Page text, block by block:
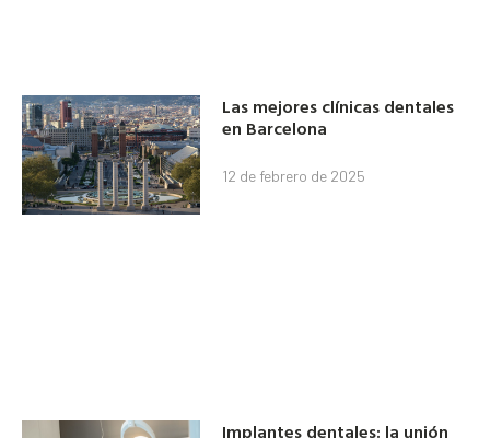
Las mejores clínicas dentales
en Barcelona
12 de febrero de 2025
Implantes dentales: la unión